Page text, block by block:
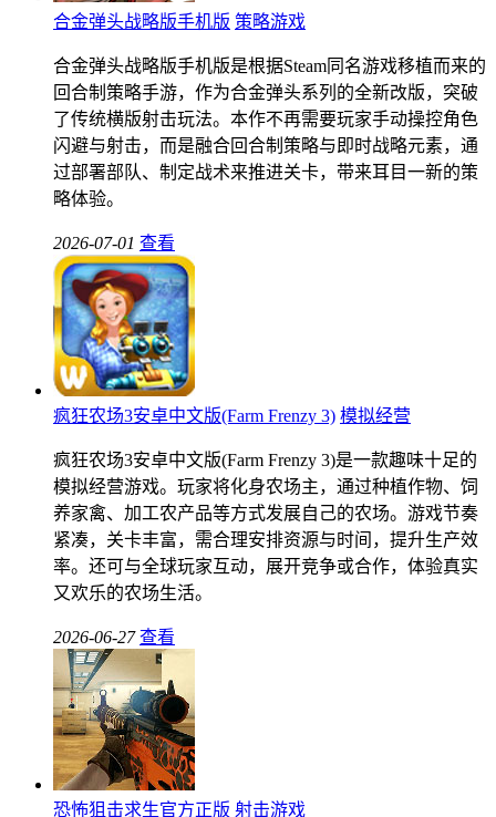
合金弹头战略版手机版 策略游戏
合金弹头战略版手机版是根据Steam同名游戏移植而来的
回合制策略手游，作为合金弹头系列的全新改版，突破
了传统横版射击玩法。本作不再需要玩家手动操控角色
闪避与射击，而是融合回合制策略与即时战略元素，通
过部署部队、制定战术来推进关卡，带来耳目一新的策
略体验。
2026-07-01 查看
疯狂农场3安卓中文版(Farm Frenzy 3) 模拟经营
疯狂农场3安卓中文版(Farm Frenzy 3)是一款趣味十足的
模拟经营游戏。玩家将化身农场主，通过种植作物、饲
养家禽、加工农产品等方式发展自己的农场。游戏节奏
紧凑，关卡丰富，需合理安排资源与时间，提升生产效
率。还可与全球玩家互动，展开竞争或合作，体验真实
又欢乐的农场生活。
2026-06-27 查看
恐怖狙击求生官方正版 射击游戏